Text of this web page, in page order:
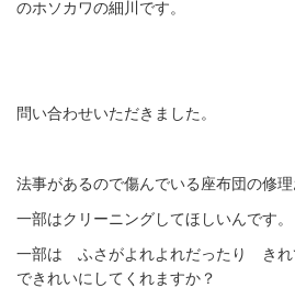
のホソカワの細川です。
問い合わせいただきました。
法事があるので傷んでいる座布団の修
一部はクリーニングしてほしいんです。
一部は ふさがよれよれだったり きれ
できれいにしてくれますか？